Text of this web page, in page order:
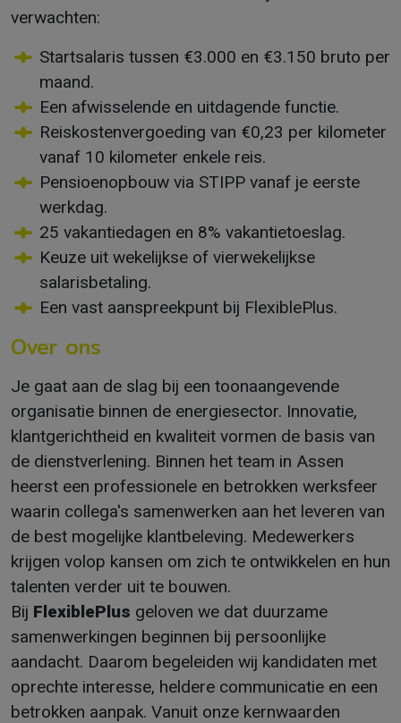
verwachten:
Startsalaris tussen €3.000 en €3.150 bruto per
maand.
Een afwisselende en uitdagende functie.
Reiskostenvergoeding van €0,23 per kilometer
vanaf 10 kilometer enkele reis.
Pensioenopbouw via STIPP vanaf je eerste
werkdag.
25 vakantiedagen en 8% vakantietoeslag.
Keuze uit wekelijkse of vierwekelijkse
salarisbetaling.
Een vast aanspreekpunt bij FlexiblePlus.
Over ons
Je gaat aan de slag bij een toonaangevende
organisatie binnen de energiesector. Innovatie,
klantgerichtheid en kwaliteit vormen de basis van
de dienstverlening. Binnen het team in Assen
heerst een professionele en betrokken werksfeer
waarin collega's samenwerken aan het leveren van
de best mogelijke klantbeleving. Medewerkers
krijgen volop kansen om zich te ontwikkelen en hun
talenten verder uit te bouwen.
Bij FlexiblePlus geloven we dat duurzame
samenwerkingen beginnen bij persoonlijke
aandacht. Daarom begeleiden wij kandidaten met
oprechte interesse, heldere communicatie en een
betrokken aanpak. Vanuit onze kernwaarden